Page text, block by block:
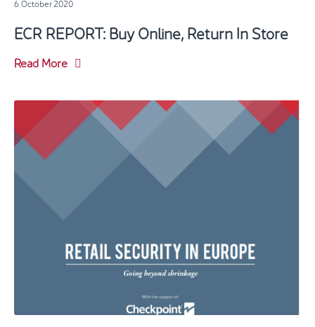
6 October 2020
ECR REPORT: Buy Online, Return In Store
Read More